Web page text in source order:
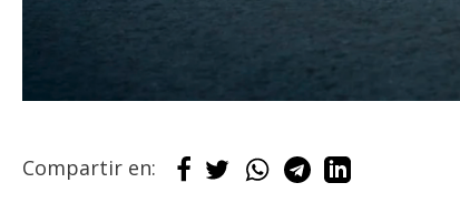
Compartir en: